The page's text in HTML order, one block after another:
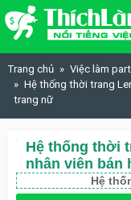
Skip to content
Trang chủ
Việc làm
Hệ thống thời trang
trang nữ
Hệ thống thời
nhân viên bán
Hệ